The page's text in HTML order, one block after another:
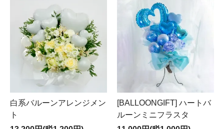
白系バルーンアレンジメン
ト
[BALLOONGIFT] ハートバ
ルーンミニフラスタ